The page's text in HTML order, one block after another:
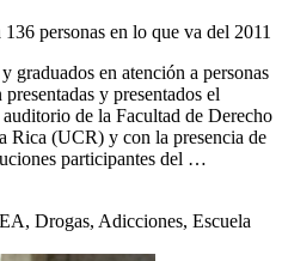
personas en lo que va del 2011
graduados en atención a personas
y presentados el
de la Facultad de Derecho
Rica (UCR) y con la presencia de
participantes del …
Drogas, Adicciones, Escuela